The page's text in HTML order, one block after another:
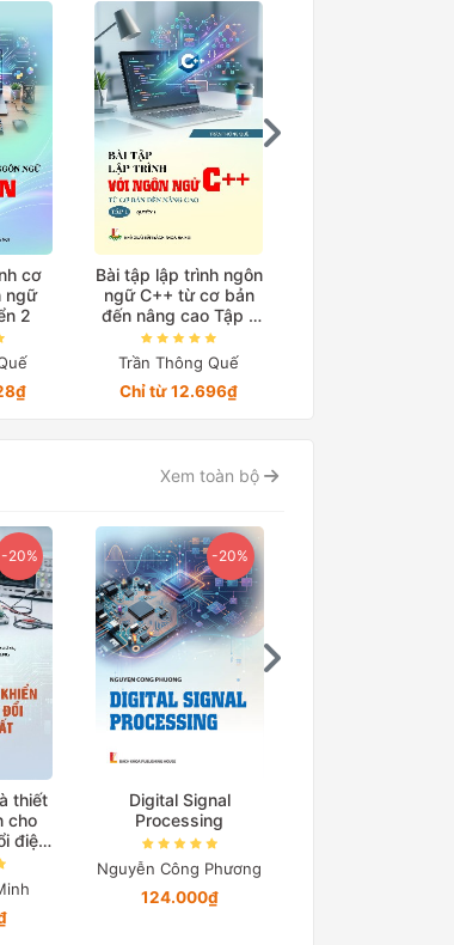
cơ
ngữ
2
Bài tập lập trình ngôn
ngữ C++ từ cơ bản
đến nâng cao Tập 1
(Quyển 1)
Trần Thông Quế
Chỉ từ 12.696₫
Xem toàn bộ
-20%
thiết
cho
điện
-20%
Digital Signal
Processing
Nguyễn Công Phương
124.000₫